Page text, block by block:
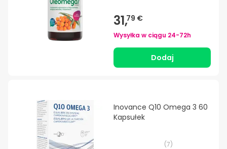
31,79 €
Wysyłka w ciągu 24-72h
Dodaj
Inovance Q10 Omega 3 60
Kapsułek
(7)